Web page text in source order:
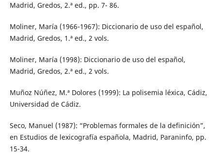
Madrid, Gredos, 2.ª ed., pp. 7- 86.
Moliner, María (1966-1967): Diccionario de uso del español,
Madrid, Gredos, 1.ª ed., 2 vols.
Moliner, María (1998): Diccionario de uso del español,
Madrid, Gredos, 2.ª ed., 2 vols.
Muñoz Núñez, M.ª Dolores (1999): La polisemia léxica, Cádiz,
Universidad de Cádiz.
Seco, Manuel (1987): “Problemas formales de la definición”,
en Estudios de lexicografía española, Madrid, Paraninfo, pp.
15-34.